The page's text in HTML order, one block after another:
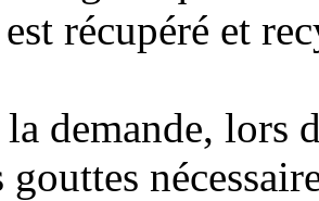
récupéré et
demande, lors
gouttes